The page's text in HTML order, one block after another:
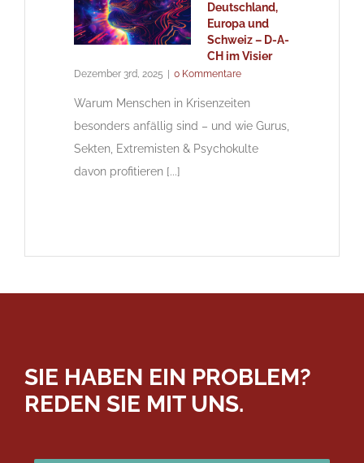
Deutschland,
Europa und
Schweiz – D-A-
CH im Visier
Dezember 3rd, 2025 0 Kommentare
Warum Menschen in Krisenzeiten
besonders anfällig sind – und wie Gurus,
Sekten, Extremisten & Psychokulte
davon profitieren [...]
SIE HABEN EIN PROBLEM?
REDEN SIE MIT UNS.